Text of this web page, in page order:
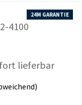
24M GARANTIE
4100
lieferbar